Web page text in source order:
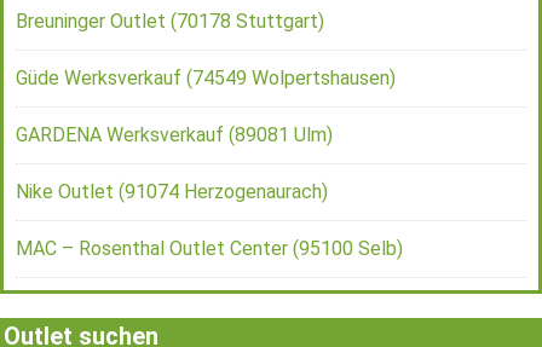
Breuninger Outlet (70178 Stuttgart)
Güde Werksverkauf (74549 Wolpertshausen)
GARDENA Werksverkauf (89081 Ulm)
Nike Outlet (91074 Herzogenaurach)
MAC – Rosenthal Outlet Center (95100 Selb)
Outlet suchen